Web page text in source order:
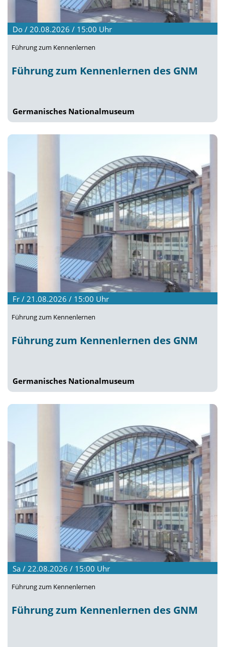
Do / 20.08.2026 / 15:00 Uhr
Führung zum Kennenlernen
Führung zum Kennenlernen des GNM
Germanisches Nationalmuseum
Fr / 21.08.2026 / 15:00 Uhr
Führung zum Kennenlernen
Führung zum Kennenlernen des GNM
Germanisches Nationalmuseum
Sa / 22.08.2026 / 15:00 Uhr
Führung zum Kennenlernen
Führung zum Kennenlernen des GNM